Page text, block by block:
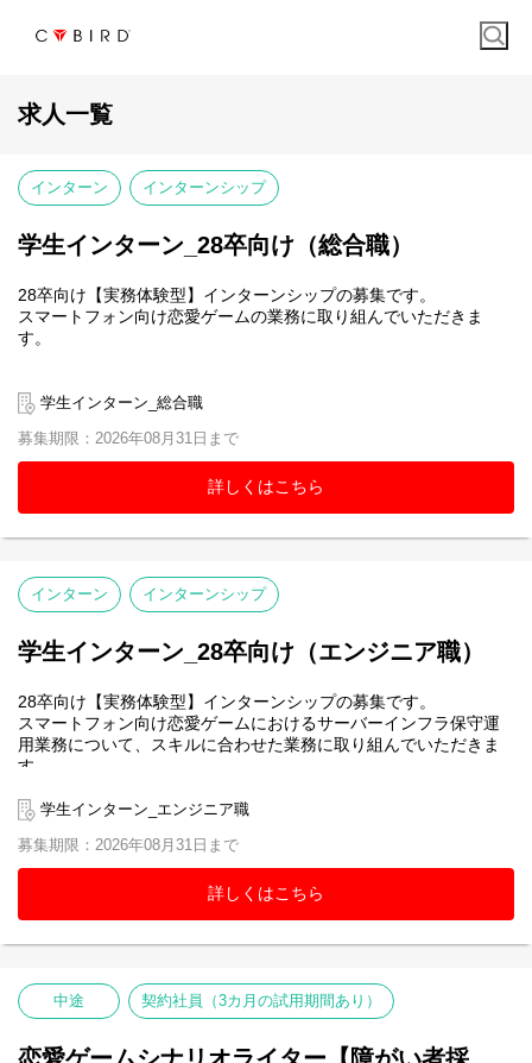
求人一覧
インターン インターンシップ
学生インターン_28卒向け（総合職）
28卒向け【実務体験型】インターンシップの募集です。
スマートフォン向け恋愛ゲームの業務に取り組んでいただきま
す。
学生インターン_総合職
募集期限：2026年08月31日まで
詳しくはこちら
インターン インターンシップ
学生インターン_28卒向け（エンジニア職）
28卒向け【実務体験型】インターンシップの募集です。
スマートフォン向け恋愛ゲームにおけるサーバーインフラ保守運
用業務について、スキルに合わせた業務に取り組んでいただきま
す。
学生インターン_エンジニア職
募集期限：2026年08月31日まで
詳しくはこちら
中途 契約社員（3カ月の試用期間あり）